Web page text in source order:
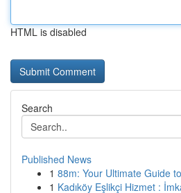
HTML is disabled
Search
Published News
1 88m: Your Ultimate Guide
1 Kadıköy Eşlikçi Hizmet :